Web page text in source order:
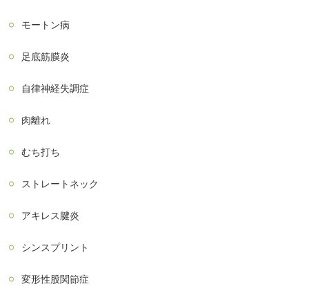
モートン病
足底筋膜炎
自律神経失調症
肉離れ
むち打ち
ストレートネック
アキレス腱炎
シンスプリント
変形性股関節症